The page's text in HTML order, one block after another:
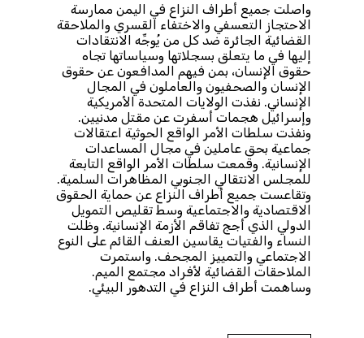
واصلت جميع أطراف النزاع في اليمن ممارسة
الاحتجاز التعسفي والاختفاء القسري والملاحقة
القضائية الجائرة ضد كل من يُوجِّه الانتقادات
إليها في ما يتعلق بسجلاتها وسياساتها تجاه
حقوق الإنسان، بمن فيهم المدافعون عن حقوق
الإنسان والصحفيون والعاملون في المجال
الإنساني. نفذت الولايات المتحدة الأمريكية
وإسرائيل هجمات أسفرت عن مقتل مدنيين.
ونفذت سلطات الأمر الواقع الحوثية اعتقالات
جماعية بحق عاملين في مجال المساعدات
الإنسانية. وقمعت سلطات الأمر الواقع التابعة
للمجلس الانتقالي الجنوبي المظاهرات السلمية.
وتقاعست جميع أطراف النزاع عن حماية الحقوق
الاقتصادية والاجتماعية وسط تقليص التمويل
الدولي الذي أجج تفاقم الأزمة الإنسانية. وظلت
النساء والفتيات يقاسين العنف القائم على النوع
الاجتماعي والتمييز المجحف. واستمرت
الملاحقات القضائية لأفراد مجتمع الميم.
وساهمت أطراف النزاع في التدهور البيئي.